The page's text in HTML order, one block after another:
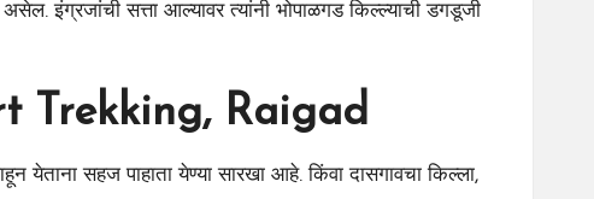
असेल. इंग्रजांची सत्ता आल्यावर त्यांनी भोपाळगड किल्ल्याची डगडूजी
Trekking, Raigad
येताना सहज पाहाता येण्या सारखा आहे. किंवा दासगावचा किल्ला,